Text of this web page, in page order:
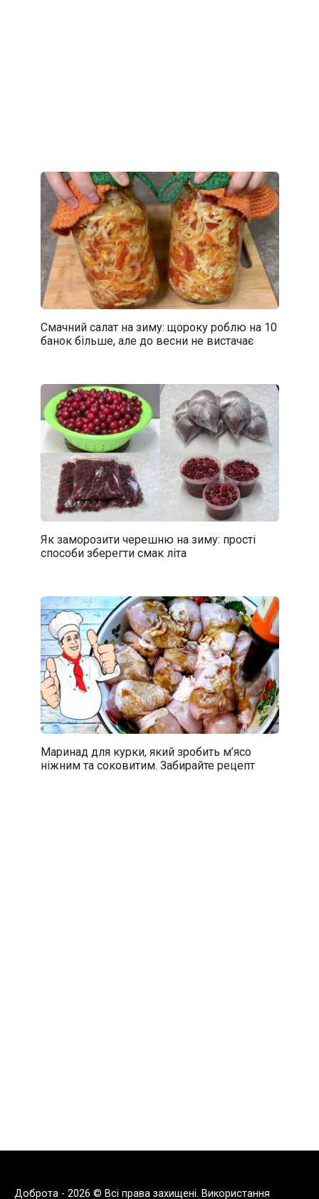
Смачний салат на зиму: щороку роблю на 10
банок більше, але до весни не вистачає
Як заморозити черешню на зиму: прості
способи зберегти смак літа
Маринад для курки, який зробить м’ясо
ніжним та соковитим. Забирайте рецепт
Доброта - 2026 © Всі права захищені. Використання